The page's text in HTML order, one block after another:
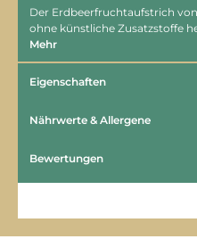
Der Erdbeerfruchtaufstrich
ohne künstliche Zusatzstoffe
Mehr
Eigenschaften
Nährwerte & Allergene
Bewertungen